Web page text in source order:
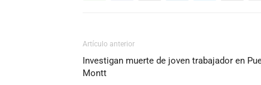
Artículo anterior
Investigan muerte de joven trabajador en
Montt